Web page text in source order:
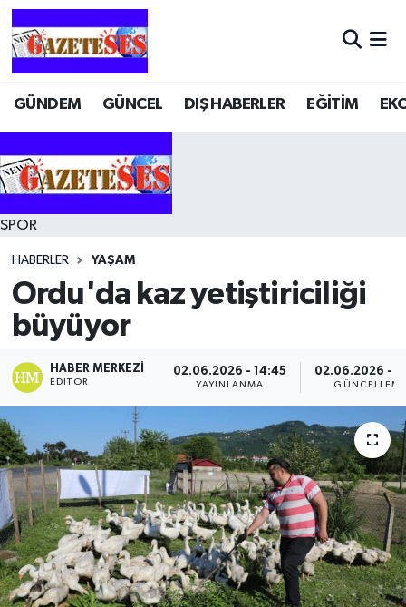
GÜNDEM GÜNCEL DIŞ HABERLER EĞİTİM
SPOR
HABERLER YAŞAM
Ordu'da kaz yetiştiriciliği
büyüyor
HABER MERKEZI
EDITÖR
02.06.2026 - 14:45
YAYINLANMA
02.06.2026 -